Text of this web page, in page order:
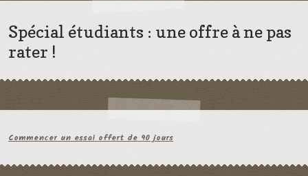
Spécial étudiants : une offre à ne pas
rater !
Commencer un essai offert de 90 jours